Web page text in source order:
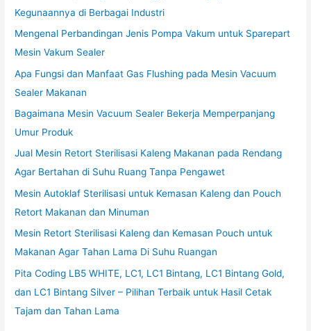
Kegunaannya di Berbagai Industri
Mengenal Perbandingan Jenis Pompa Vakum untuk Sparepart
Mesin Vakum Sealer
Apa Fungsi dan Manfaat Gas Flushing pada Mesin Vacuum
Sealer Makanan
Bagaimana Mesin Vacuum Sealer Bekerja Memperpanjang
Umur Produk
Jual Mesin Retort Sterilisasi Kaleng Makanan pada Rendang
Agar Bertahan di Suhu Ruang Tanpa Pengawet
Mesin Autoklaf Sterilisasi untuk Kemasan Kaleng dan Pouch
Retort Makanan dan Minuman
Mesin Retort Sterilisasi Kaleng dan Kemasan Pouch untuk
Makanan Agar Tahan Lama Di Suhu Ruangan
Pita Coding LB5 WHITE, LC1, LC1 Bintang, LC1 Bintang Gold,
dan LC1 Bintang Silver – Pilihan Terbaik untuk Hasil Cetak
Tajam dan Tahan Lama